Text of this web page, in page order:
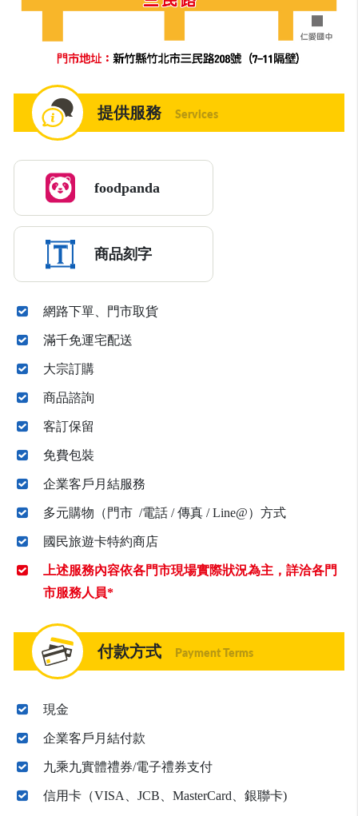
提供服務 Services
foodpanda
商品刻字
網路下單、門市取貨
滿千免運宅配送
大宗訂購
商品諮詢
客訂保留
免費包裝
企業客戶月結服務
多元購物（門市 /電話 / 傳真 / Line@）方式
國民旅遊卡特約商店
上述服務內容依各門市現場實際狀況為主，詳洽各門
市服務人員*
付款方式 Payment Terms
現金
企業客戶月結付款
九乘九實體禮券/電子禮券支付
信用卡（VISA、JCB、MasterCard、銀聯卡)